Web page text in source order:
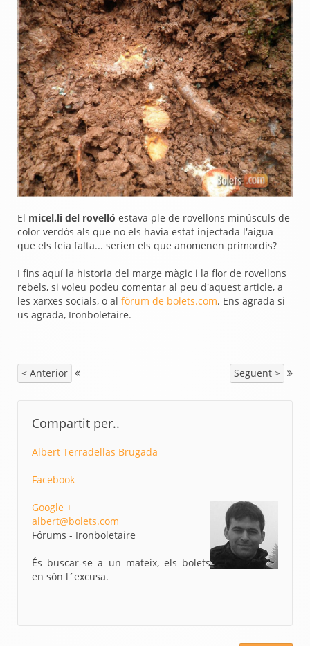
El micel.li del rovelló estava ple de rovellons minúsculs de
color verdós als que no els havia estat injectada l'aigua
que els feia falta... serien els que anomenen primordis?
I fins aquí la historia del marge màgic i la flor de rovellons
rebels, si voleu podeu comentar al peu d'aquest article, a
les xarxes socials, o al fòrum de bolets.com. Ens agrada si
us agrada, Ironboletaire.
< Anterior Següent >
Compartit per..
Albert Terradellas Brugada
Facebook
Google +
albert@bolets.com
Fórums - Ironboletaire
És buscar-se a un mateix, els bolets
en són l´excusa.